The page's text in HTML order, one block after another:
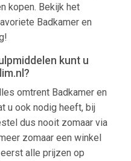
kopen. Bekijk het
Badkamer en
kunt u
omtrent Badkamer en
u ook nodig heeft, bij
dus nooit zomaar via
zomaar een winkel
alle prijzen op